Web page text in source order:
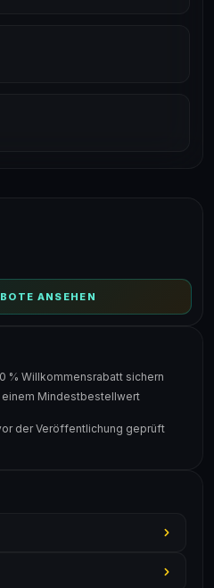
ANSEHEN
% Willkommensrabatt sichern
Mindestbestellwert
der Veröffentlichung geprüft